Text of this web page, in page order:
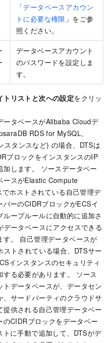
「データベースアカウン
トに必要な権限 」をご参
照ください。
データベースアカウント
のパスワードを設定しま
す。
トリストと次への設定をクリッ
ータベースがAlibaba Cloudデ
RDS for MySQL、
スタンスなど) の場合、DTSは
ブロックをインスタンスのIP
します。 ソースデータベー
ースがElastic Compute
ホストされている自己管理デ
ーのCIDRブロックがECSイ
ープルールに自動的に追加さ
ータベースにアクセスできる
。 自己管理データベースが
トされている場合、DTSサー
インスタンスのセキュリティ
る必要があります。 ソース
データベースが、データセン
、サードパーティのクラウドサ
供される自己管理データベー
CIDRブロックをデータベー
に手動で追加して、DTSがデ